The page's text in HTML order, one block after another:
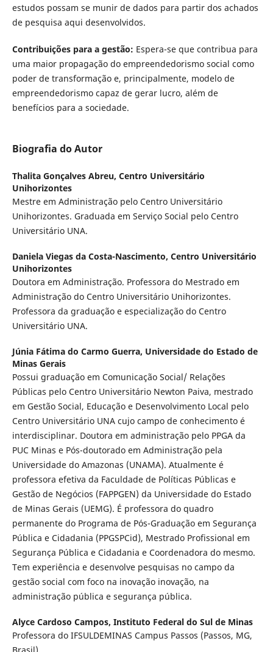
estudos possam se munir de dados para partir dos achados
de pesquisa aqui desenvolvidos.
Contribuições para a gestão: Espera-se que contribua para
uma maior propagação do empreendedorismo social como
poder de transformação e, principalmente, modelo de
empreendedorismo capaz de gerar lucro, além de
benefícios para a sociedade.
Biografia do Autor
Thalita Gonçalves Abreu, Centro Universitário
Unihorizontes
Mestre em Administração pelo Centro Universitário
Unihorizontes. Graduada em Serviço Social pelo Centro
Universitário UNA.
Daniela Viegas da Costa-Nascimento, Centro Universitário
Unihorizontes
Doutora em Administração. Professora do Mestrado em
Administração do Centro Universitário Unihorizontes.
Professora da graduação e especialização do Centro
Universitário UNA.
Júnia Fátima do Carmo Guerra, Universidade do Estado de
Minas Gerais
Possui graduação em Comunicação Social/ Relações
Públicas pelo Centro Universitário Newton Paiva, mestrado
em Gestão Social, Educação e Desenvolvimento Local pelo
Centro Universitário UNA cujo campo de conhecimento é
interdisciplinar. Doutora em administração pelo PPGA da
PUC Minas e Pós-doutorado em Administração pela
Universidade do Amazonas (UNAMA). Atualmente é
professora efetiva da Faculdade de Políticas Públicas e
Gestão de Negócios (FAPPGEN) da Universidade do Estado
de Minas Gerais (UEMG). É professora do quadro
permanente do Programa de Pós-Graduação em Segurança
Pública e Cidadania (PPGSPCid), Mestrado Profissional em
Segurança Pública e Cidadania e Coordenadora do mesmo.
Tem experiência e desenvolve pesquisas no campo da
gestão social com foco na inovação inovação, na
administração pública e segurança pública.
Alyce Cardoso Campos, Instituto Federal do Sul de Minas
Professora do IFSULDEMINAS Campus Passos (Passos, MG,